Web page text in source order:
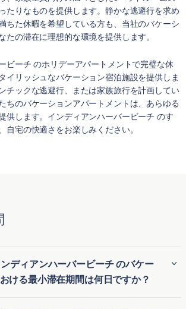
たりなものを提供します。静かな逃避行を求め
ちた休暇を希望している方も、当社のバケーシ
たの滞在に理想的な環境を提供します。
ビーチ のホリデーアパートメントで完璧な休
イリッシュなバケーション宿泊施設を提供しま
チックな逃避行、または家族旅行を計画してい
ちのバケーションアパートメントは、あらゆる
供します。インディアンハーバービーチ のす
自宅の快適さをお楽しみください。
ディアンハーバービーチ のバケー
ける最小滞在期間は何日ですか？